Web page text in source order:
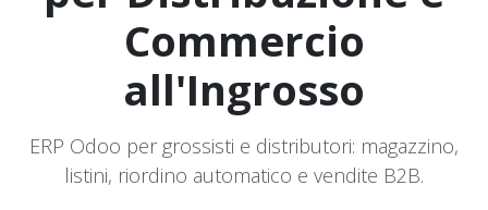
Commercio
all'Ingrosso
ERP Odoo per grossisti e distributori: magazzino,
listini, riordino automatico e vendite B2B.